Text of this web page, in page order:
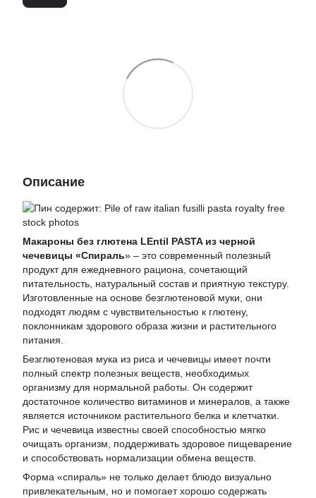
Описание
Макароны без глютена LEntil PASTA из черной
чечевицы «Спираль» – это современный полезный
продукт для ежедневного рациона, сочетающий
питательность, натуральный состав и приятную текстуру.
Изготовленные на основе безглютеновой муки, они
подходят людям с чувствительностью к глютену,
поклонникам здорового образа жизни и растительного
питания.
Безглютеновая мука из риса и чечевицы имеет почти
полный спектр полезных веществ, необходимых
организму для нормальной работы. Он содержит
достаточное количество витаминов и минералов, а также
является источником растительного белка и клетчатки.
Рис и чечевица известны своей способностью мягко
очищать организм, поддерживать здоровое пищеварение
и способствовать нормализации обмена веществ.
Форма «спираль» не только делает блюдо визуально
привлекательным, но и помогает хорошо содержать